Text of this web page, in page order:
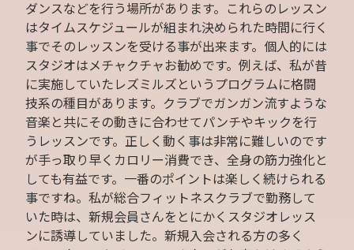
ダンスなどを行う場所があります。これらのレッスン
はタイムスケジュールが組まれ決められた時間に行く
事でそのレッスンを受ける事が出来ます。個人的には
スタジオはメチャクチャお勧めです。例えば、私が昔
に実施していたレズミルズというプログラムに格闘
技系の種目があります。クラブでガンガン流すような
音楽と共にその動きに合わせてパンチやキックを行
うレッスンです。正しく動く事は非常に難しいのです
が手っ取り早くカロリー消費でき、全身の筋力強化と
しても有益です。一番のポイントは楽しく続けられる
事ですね。私が総合フィットネスクラブで勤務して
いた時は、新規会員さんをとにかくスタジオレッス
ンに誘導していました。新規入会される方の多く